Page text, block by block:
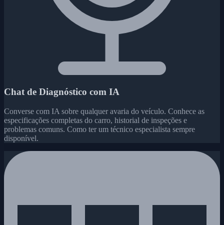
Chat de Diagnóstico com IA
Converse com IA sobre qualquer avaria do veículo. Conhece as
especificações completas do carro, historial de inspeções e
problemas comuns. Como ter um técnico especialista sempre
disponível.